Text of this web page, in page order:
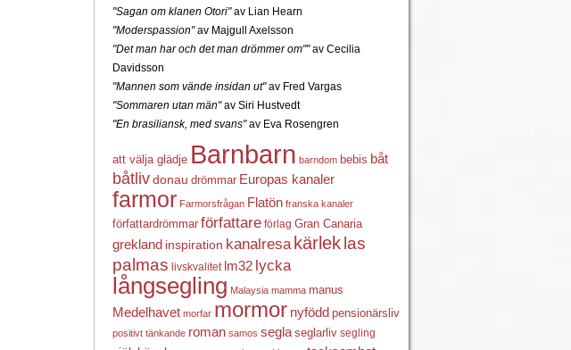
"Sagan om klanen Otori"av Lian Hearn
"Moderspassion"av Majgull Axelsson
"Det man har och det man drömmer om""av Cecilia
Davidsson
"Mannen som vände insidan ut"av Fred Vargas
"Sommaren utan män"av Siri Hustvedt
"En brasiliansk, med svans"av Eva Rosengren
att välja glädje Barnbarn barndom bebis båt
båtliv donau drömmar Europas kanaler
farmor Farmorsfrågan Flatön franska kanaler
författardrömmar författare förlag Gran Canaria
grekland inspiration kanalresa kärlek las
palmas livskvalitet lm32 lycka
långsegling Malaysia mamma manus
Medelhavet morfar mormor nyfödd pensionärsliv
positivt tänkande roman samos segla seglarliv segling